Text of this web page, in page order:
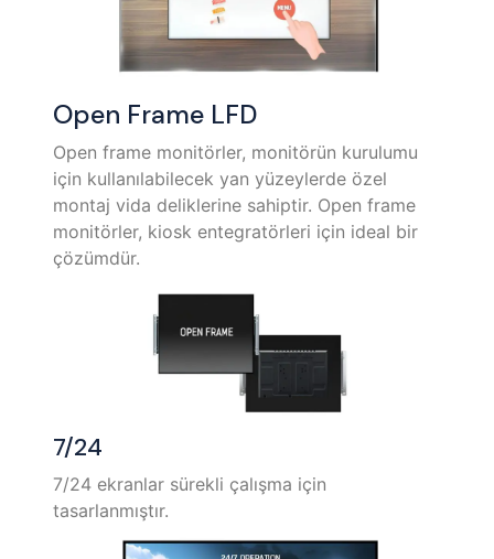
Open Frame LFD
Open frame monitörler, monitörün kurulumu
için kullanılabilecek yan yüzeylerde özel
montaj vida deliklerine sahiptir. Open frame
monitörler, kiosk entegratörleri için ideal bir
çözümdür.
7/24
7/24 ekranlar sürekli çalışma için
tasarlanmıştır.